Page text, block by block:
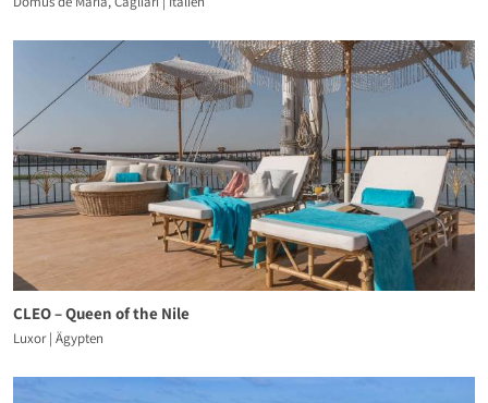
CLEO – Queen of the Nile
Luxor | Ägypten